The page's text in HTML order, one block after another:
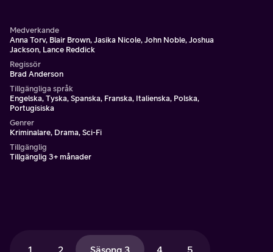
Medverkande
Anna Torv, Blair Brown, Jasika Nicole, John Noble, Joshua
Jackson, Lance Reddick
Regissör
Brad Anderson
Tillgängliga språk
Engelska, Tyska, Spanska, Franska, Italienska, Polska,
Portugisiska
Genrer
Kriminalare, Drama, Sci-Fi
Tillgänglig
Tillgänglig 3+ månader
1 2 Säsong 3 4 5